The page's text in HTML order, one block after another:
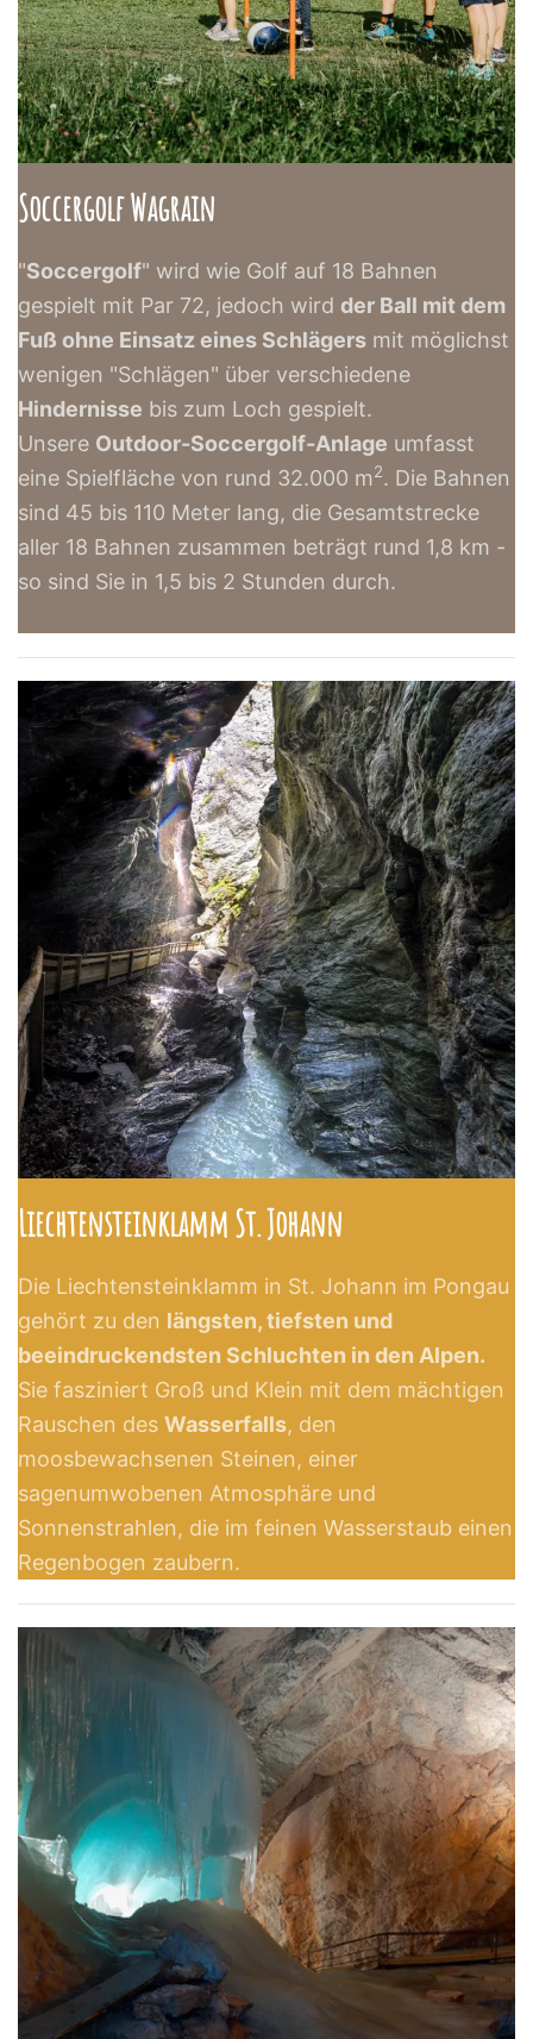
Soccergolf Wagrain
"Soccergolf" wird wie Golf auf 18 Bahnen
gespielt mit Par 72, jedoch wird der Ball mit dem
Fuß ohne Einsatz eines Schlägers mit möglichst
wenigen "Schlägen" über verschiedene
Hindernisse bis zum Loch gespielt.
Unsere Outdoor-Soccergolf-Anlage umfasst
eine Spielfläche von rund 32.000 m2. Die Bahnen
sind 45 bis 110 Meter lang, die Gesamtstrecke
aller 18 Bahnen zusammen beträgt rund 1,8 km -
so sind Sie in 1,5 bis 2 Stunden durch.
Liechtensteinklamm St. Johann
Die Liechtensteinklamm in St. Johann im Pongau
gehört zu den längsten, tiefsten und
beeindruckendsten Schluchten in den Alpen.
Sie fasziniert Groß und Klein mit dem mächtigen
Rauschen des Wasserfalls, den
moosbewachsenen Steinen, einer
sagenumwobenen Atmosphäre und
Sonnenstrahlen, die im feinen Wasserstaub einen
Regenbogen zaubern.